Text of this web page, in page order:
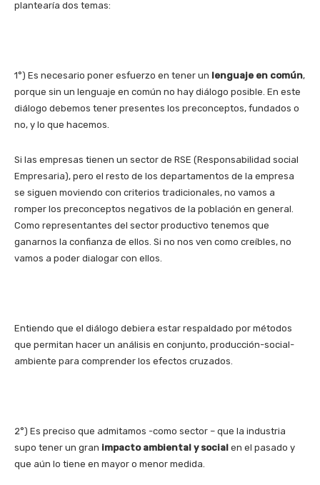
plantearía dos temas:
1°) Es necesario poner esfuerzo en tener un lenguaje en común,
porque sin un lenguaje en común no hay diálogo posible. En este
diálogo debemos tener presentes los preconceptos, fundados o
no, y lo que hacemos.
Si las empresas tienen un sector de RSE (Responsabilidad social
Empresaria), pero el resto de los departamentos de la empresa
se siguen moviendo con criterios tradicionales, no vamos a
romper los preconceptos negativos de la población en general.
Como representantes del sector productivo tenemos que
ganarnos la confianza de ellos. Si no nos ven como creíbles, no
vamos a poder dialogar con ellos.
Entiendo que el diálogo debiera estar respaldado por métodos
que permitan hacer un análisis en conjunto, producción-social-
ambiente para comprender los efectos cruzados.
2°) Es preciso que admitamos -como sector – que la industria
supo tener un gran impacto ambiental y social en el pasado y
que aún lo tiene en mayor o menor medida.